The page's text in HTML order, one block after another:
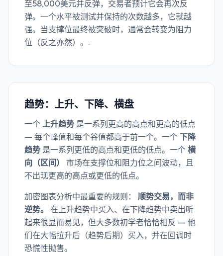
至58,000美元并反弹，交易者预计它会再次反
弹。一个水平被测试并保持的次数越多，它就越
强。当支撑位最终被突破时，通常会转变为阻力
位（反之亦然）。.
趋势：上升、下降、横盘
一个 上升趋势 是一系列更高的高点和更高的低点
— 每个峰值和每个谷值都高于前一个。一个
下降
趋势 是一系列更低的高点和更低的低点。一个 横
向（区间）
市场在支撑位和阻力位之间波动，且
不出现更高的高点或更低的低点。
加密图表分析中最重要的规则： 顺势交易，而非
逆势。
在上升趋势中买入、在下降趋势中卖出听
起来很显而易见，但大多数初学者恰恰相反 — 他
们在大幅拉升后（趋势后期）买入，并在回调时
恐慌性抛售。